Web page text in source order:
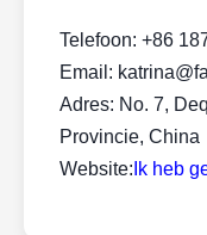
Telefoon: +86
Email:
Adres: No. 7,
Provincie, China
Website: Ik heb